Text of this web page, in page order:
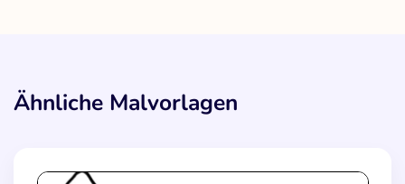
Ähnliche Malvorlagen